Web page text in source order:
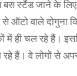
स्टैंड जाने के
वाले दोगुना
ही चल रहे हैं।
हैं। वे लोगों से